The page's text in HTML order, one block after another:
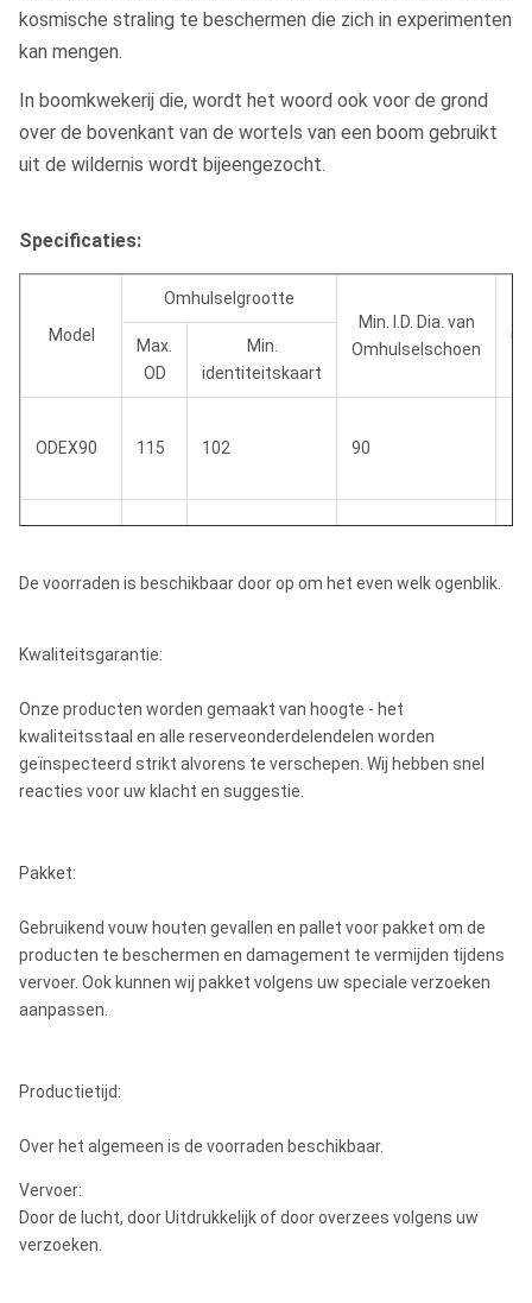
kosmische straling te beschermen die zich in experimenten
kan mengen.
In boomkwekerij die, wordt het woord ook voor de grond
over de bovenkant van de wortels van een boom gebruikt
uit de wildernis wordt bijeengezocht.
Specificaties:
Model
Omhulselgrootte
Min. I.D. Dia. van
Omhulselschoen
Max.
OD
Min.
identiteitskaart
ODEX90 115 102 90
ODEX140 171
ODEX165 196 165
ODEX240 273 261 240
De voorraden is beschikbaar door op om het even welk ogenblik.
Kwaliteitsgarantie:
Onze producten worden gemaakt van hoogte - het
kwaliteitsstaal en alle reserveonderdelendelen worden
geïnspecteerd strikt alvorens te verschepen. Wij hebben snel
reacties voor uw klacht en suggestie.
Pakket:
Gebruikend vouw houten gevallen en pallet voor pakket om de
producten te beschermen en damagement te vermijden tijdens
vervoer. Ook kunnen wij pakket volgens uw speciale verzoeken
aanpassen.
Productietijd:
Over het algemeen is de voorraden beschikbaar.
Vervoer:
Door de lucht, door Uitdrukkelijk of door overzees volgens uw
verzoeken.